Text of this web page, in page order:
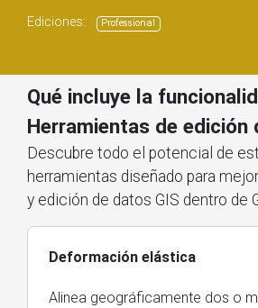
Ediciones: Professional
Qué incluye la
Herramientas de edición
Descubre todo el potencial de
herramientas diseñado para
y edición de datos GIS dentro de
Deformación elástica
Alinea geográficamente dos o